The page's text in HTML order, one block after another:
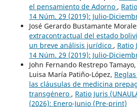
el pensamiento de Adorno ,
14 Núm. 29 (2019): Julio-
José Gerardo Bustamante
extracontractual del estado
un breve análisis jurídico , Ratio
14 Núm. 29 (2019): Julio-
John Fernando Restrepo
Luisa María Patiño-López,
las cláusulas de medicina
transgénero , Ratio Juris
(2026): Enero-Junio (Pre-print)